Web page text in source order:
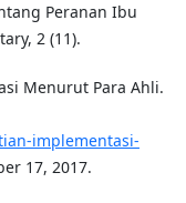
Peranan Ibu
2 (11).
Menurut Para Ahli.
implementasi-
17, 2017.